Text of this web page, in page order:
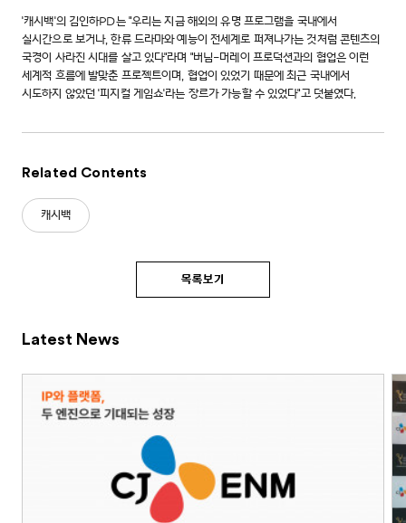
'캐시백'의 김인하PD는 "우리는 지금 해외의 유명 프로그램을 국내에서
실시간으로 보거나, 한류 드라마와 예능이 전세계로 퍼져나가는 것처럼 콘텐츠의
국경이 사라진 시대를 살고 있다"라며 "버님-머레이 프로덕션과의 협업은 이런
세계적 흐름에 발맞춘 프로젝트이며, 협업이 있었기 때문에 최근 국내에서
시도하지 않았던 '피지컬 게임쇼'라는 장르가 가능할 수 있었다"고 덧붙였다.
Related Contents
캐시백
목록보기
Latest News